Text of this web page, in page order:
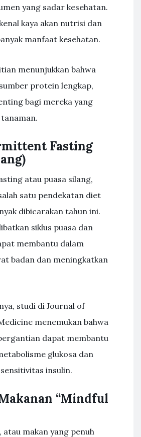
yang sadar kesehatan.
kaya akan nutrisi dan
manfaat kesehatan.
menunjukkan bahwa
protein lengkap,
bagi mereka yang
Fasting
atau puasa silang,
satu pendekatan diet
dibicarakan tahun ini.
siklus puasa dan
membantu dalam
badan dan meningkatkan
studi di Journal of
menemukan bahwa
dapat membantu
glukosa dan
insulin.
“Mindful
makan yang penuh